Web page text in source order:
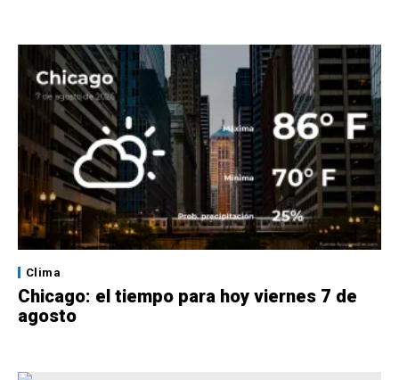
Clima
Chicago: el tiempo para hoy viernes 7 de
agosto